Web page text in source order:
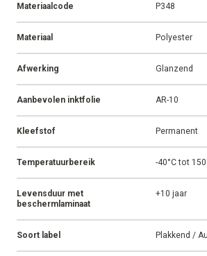
Materiaalcode P348
Materiaal Polyester
Afwerking Glanzend
Aanbevolen inktfolie AR-10
Kleefstof Permanent
Temperatuurbereik -40°C tot
Levensduur met
beschermlaminaat
+10 jaar
Soort label Plakkend /